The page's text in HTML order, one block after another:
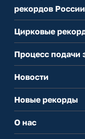
рекордов России
Цирковые
Процесс подачи
Новости
Новые рекорды
О нас